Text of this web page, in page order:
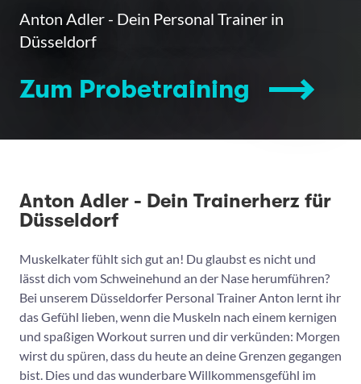
Anton Adler - Dein Personal Trainer in
Düsseldorf
Zum Probetraining
Anton Adler - Dein Trainerherz für
Düsseldorf
Muskelkater fühlt sich gut an! Du glaubst es nicht und
lässt dich vom Schweinehund an der Nase herumführen?
Bei unserem Düsseldorfer Personal Trainer Anton lernt ihr
das Gefühl lieben, wenn die Muskeln nach einem kernigen
und spaßigen Workout surren und dir verkünden: Morgen
wirst du spüren, dass du heute an deine Grenzen gegangen
bist. Dies und das wunderbare Willkommensgefühl im